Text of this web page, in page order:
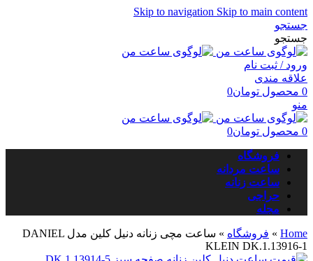
Skip to navigation Skip to main content
جستجو
جستجو
ورود / ثبت نام
علاقه مندی
0 محصول تومان0
منو
0 محصول تومان0
فروشگاه
ساعت مردانه
ساعت زنانه
حراجی
مجله
Home
» فروشگاه »
ساعت مچی زنانه دنیل کلین مدل DANIEL
KLEIN DK.1.13916-1